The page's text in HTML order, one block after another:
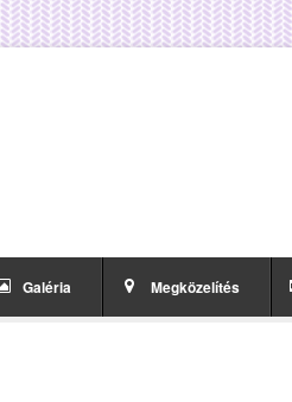
Galéria Megközelítés